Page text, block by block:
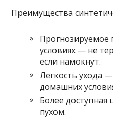
Преимущества
Прогнозируемое
условиях — не
если намокнут.
Легкость ухода
домашних
Более доступная
пухом.